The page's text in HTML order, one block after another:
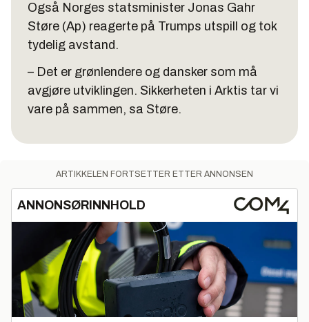
Også Norges statsminister Jonas Gahr
Støre (Ap) reagerte på Trumps utspill og tok
tydelig avstand.
– Det er grønlendere og dansker som må
avgjøre utviklingen. Sikkerheten i Arktis tar vi
vare på sammen, sa Støre.
ARTIKKELEN FORTSETTER ETTER ANNONSEN
ANNONSØRINNHOLD